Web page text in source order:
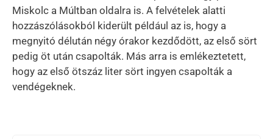
Miskolc a Múltban oldalra is. A felvételek alatti
hozzászólásokból kiderült például az is, hogy a
megnyitó délután négy órakor kezdődött, az első sört
pedig öt után csapolták. Más arra is emlékeztetett,
hogy az első ötszáz liter sört ingyen csapolták a
vendégeknek.